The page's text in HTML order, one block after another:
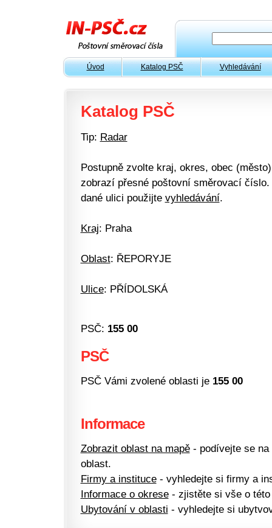
Úvod Katalog PSČ Vyhledávání
Katalog PSČ
Tip: Radar
Postupně zvolte kraj, okres, obec
zobrazí přesné poštovní směrovací
dané ulici použijte vyhledávání.
Kraj: Praha
Oblast: ŘEPORYJE
Ulice: PŘÍDOLSKÁ
PSČ: 155 00
PSČ
PSČ Vámi zvolené oblasti je 155 00
Informace
Zobrazit oblast na mapě- podívejte se na
oblast.
Firmy a instituce- vyhledejte si firmy a
Informace o okrese- zjistěte si vše o této
Ubytování v oblasti - vyhledejte si